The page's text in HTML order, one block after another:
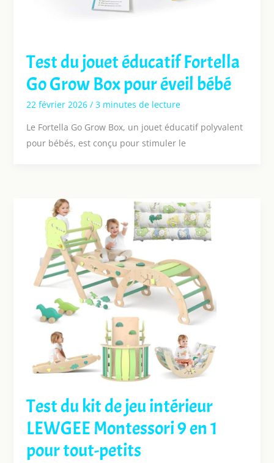
Test du jouet éducatif Fortella
Go Grow Box pour éveil bébé
22 février 2026 / 3 minutes de lecture
Le Fortella Go Grow Box, un jouet éducatif polyvalent
pour bébés, est conçu pour stimuler le
Test du kit de jeu intérieur
LEWGEE Montessori 9 en 1
pour tout-petits